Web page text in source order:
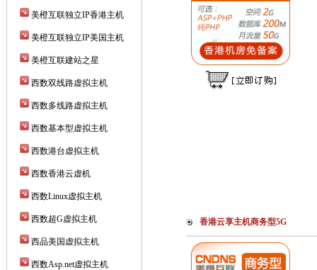
美橙互联独立IP香港主机
美橙互联独立IP美国主机
美橙互联建站之星
西数双线路虚拟主机
西数多线路虚拟主机
西数基本型虚拟主机
西数港台虚拟主机
西数香港云虚机
西数Linux虚拟主机
西数超G虚拟主机
西品美国虚拟主机
西数Asp.net虚拟主机
香港云享主机商务型5G